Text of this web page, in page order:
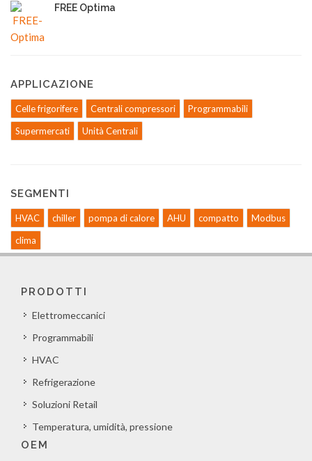
FREE Optima
APPLICAZIONE
Celle frigorifere Centrali compressori
Programmabili
Supermercati
Unità Centrali
SEGMENTI
HVAC chiller pompa di calore AHU compatto
Modbus
clima
PRODOTTI
Elettromeccanici
Programmabili
HVAC
Refrigerazione
Soluzioni Retail
Temperatura, umidità, pressione
OEM